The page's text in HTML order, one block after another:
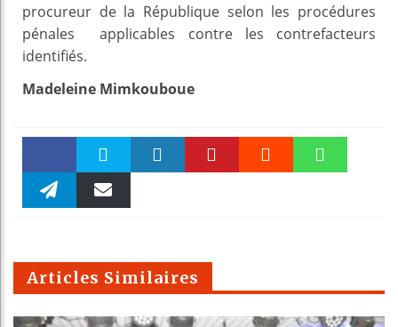
procureur de la République selon les procédures
pénales applicables contre les contrefacteurs
identifiés.
Madeleine Mimkouboue
Faceboo Twitter
m
Articles Similaires